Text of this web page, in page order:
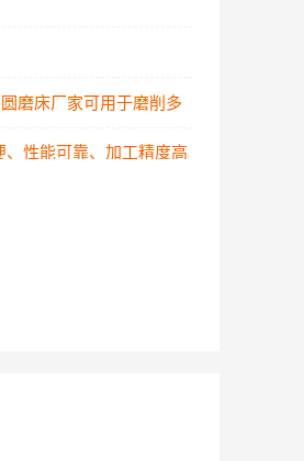
磨床厂家可用于磨削多
性能可靠、加工精度高